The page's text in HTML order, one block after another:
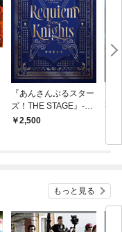
『あんさんぶるスター
ズ！THE STAGE』-Re
quiem from Knights-
2,500
事
版】
もっと見る